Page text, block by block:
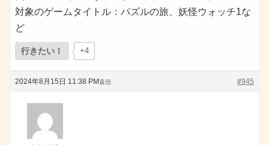
対象のゲームタイトル：パズルの旅、妖怪ウォッチ1な
ど
行きたい！ +4
2024年8月15日 11:38 PM #945
返信